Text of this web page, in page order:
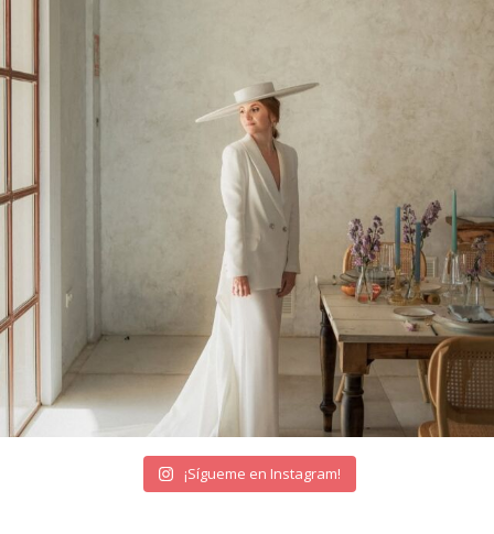
¡Sígueme en Instagram!